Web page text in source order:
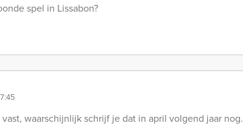
spel in Lissabon?
vast, waarschijnlijk schrijf je dat in april volgend jaar nog.